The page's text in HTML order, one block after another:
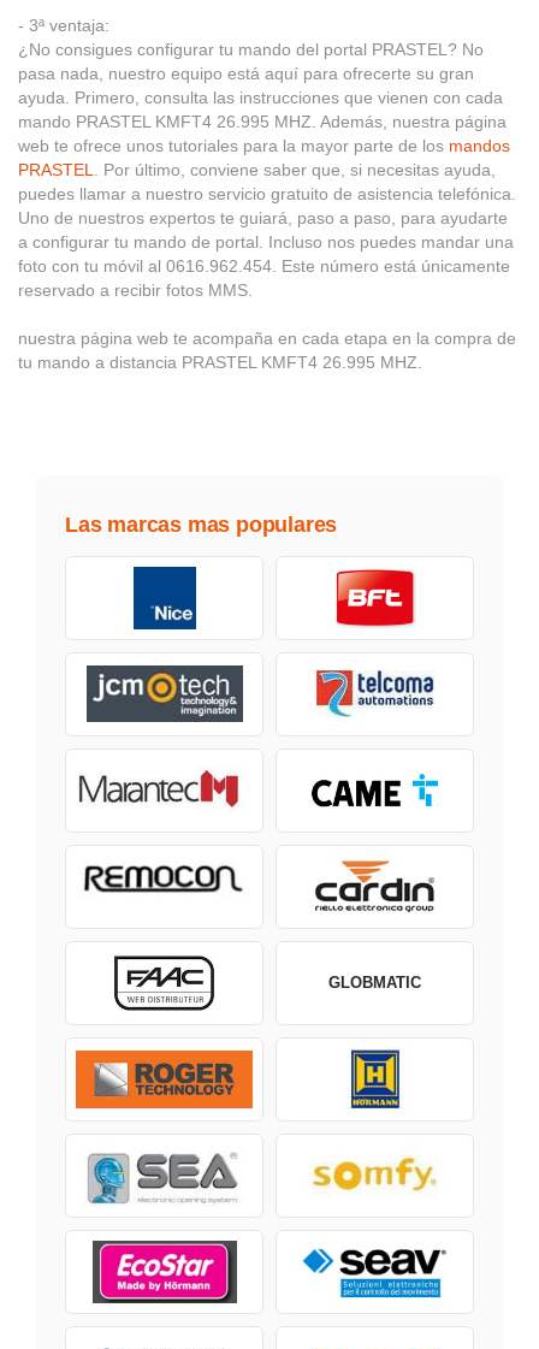
- 3ª ventaja:
¿No consigues configurar tu mando del portal PRASTEL? No
pasa nada, nuestro equipo está aquí para ofrecerte su gran
ayuda. Primero, consulta las instrucciones que vienen con cada
mando PRASTEL KMFT4 26.995 MHZ. Además, nuestra página
web te ofrece unos tutoriales para la mayor parte de los mandos
PRASTEL
. Por último, conviene saber que, si necesitas ayuda,
puedes llamar a nuestro servicio gratuito de asistencia telefónica.
Uno de nuestros expertos te guiará, paso a paso, para ayudarte
a configurar tu mando de portal. Incluso nos puedes mandar una
foto con tu móvil al 0616.962.454. Este número está únicamente
reservado a recibir fotos MMS.
nuestra página web te acompaña en cada etapa en la compra de
tu mando a distancia PRASTEL KMFT4 26.995 MHZ.
Las marcas mas populares
GLOBMATIC